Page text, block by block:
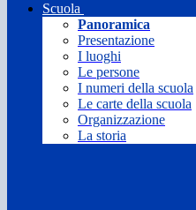
Scuola
Panoramica
Presentazione
I luoghi
Le persone
I numeri della scuola
Le carte della scuola
Organizzazione
La storia